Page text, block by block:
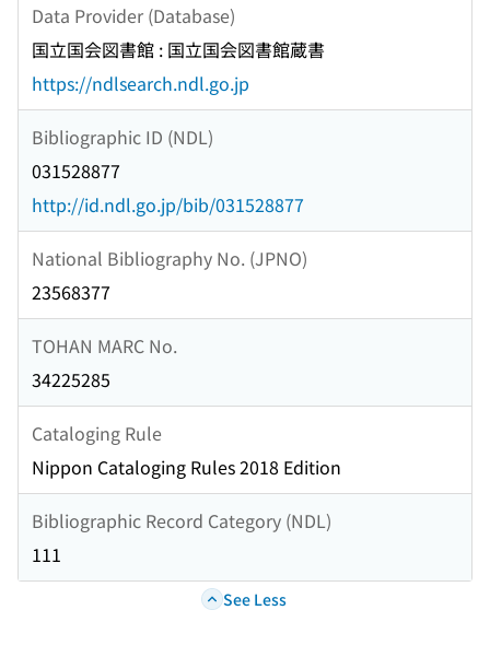
Data Provider (Database)
国立国会図書館 : 国立国会図書館蔵書
https://ndlsearch.ndl.go.jp
Bibliographic ID (NDL)
031528877
http://id.ndl.go.jp/bib/031528877
National Bibliography No. (JPNO)
23568377
TOHAN MARC No.
34225285
Cataloging Rule
Nippon Cataloging Rules 2018 Edition
Bibliographic Record Category (NDL)
111
See Less